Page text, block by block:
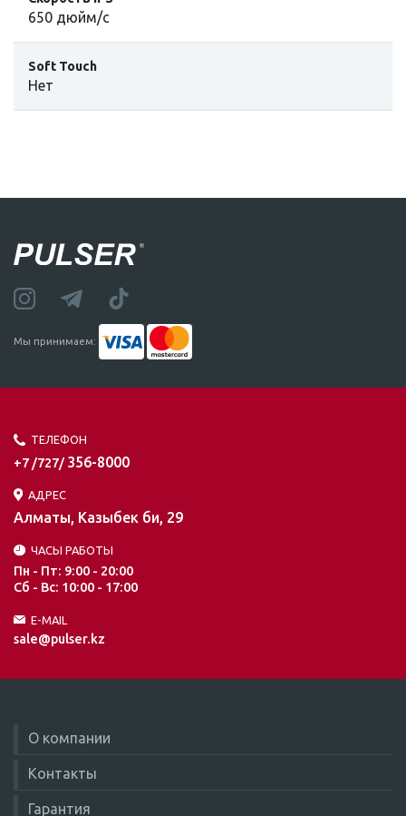
650 дюйм/с
Soft Touch
Нет
Мы принимаем:
ТЕЛЕФОН
+7 /727/ 356-8000
АДРЕС
Алматы, Казыбек би, 29
ЧАСЫ РАБОТЫ
Пн - Пт: 9:00 - 20:00
Сб - Вс: 10:00 - 17:00
E-MAIL
sale@pulser.kz
О компании
Контакты
Гарантия